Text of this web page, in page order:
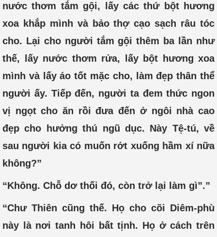
nước thơm tắm gội, lấy các thứ bột hương
xoa khắp mình và bảo thợ cạo sạch râu tóc
cho. Lại cho người tắm gội thêm ba lần như
thế, lấy nước thơm rửa, lấy bột hương xoa
mình và lấy áo tốt mặc cho, làm đẹp thân thể
người ấy. Tiếp đến, người ta đem thức ngon
vị ngọt cho ăn rồi đưa đến ở ngôi nhà cao
đẹp cho hưởng thú ngũ dục. Này Tệ-tú, về
sau người kia có muốn rớt xuống hầm xí nữa
không?”
“Không. Chỗ dơ thối đó, còn trở lại làm gì”.”
“Chư Thiên cũng thế. Họ cho cõi Diêm-phù
này là nơi tanh hôi bất tịnh. Họ ở cách trên